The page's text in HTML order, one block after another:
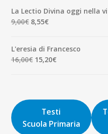
era:
8,00€.
è:
7,60€.
La Lectio Divina oggi nella
9,00€ Il
era:
9,00€.
8,55€Il
è:
8,55€.
L'eresia di Francesco
16,00€ Il
16,00€.
15,20€Il
15,20€.
Testi
Scuola Primaria